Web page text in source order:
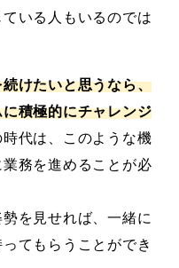
いる人もいるのでは
けたいと思うなら、
積極的にチャレンジ
代は、このような機
務を進めることが必
を見せれば、一緒に
てもらうことができ